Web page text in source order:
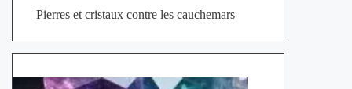
Pierres et cristaux contre les cauchemars